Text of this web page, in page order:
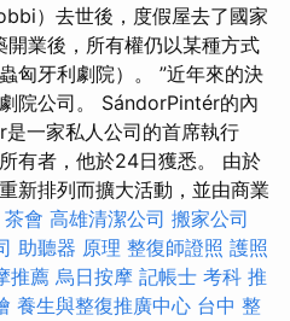
）去世後，度假屋去了國家
業後，所有權仍以某種方式
匈牙利劇院）。 ”近年來的決
院公司。 SándorPintér的內
一家私人公司的首席執行
有者，他於24日獲悉。 由於
新排列而擴大活動，並由商業
茶會 高雄清潔公司 搬家公司
助聽器 原理 整復師證照 護照
推薦 烏日按摩 記帳士 考科 推
養生與整復推廣中心 台中 整